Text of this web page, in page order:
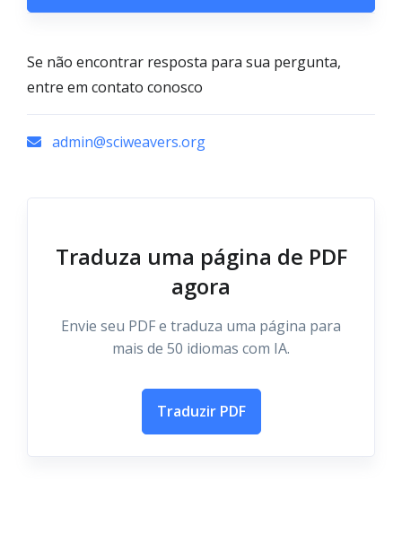
Se não encontrar resposta para sua pergunta,
entre em contato conosco
admin@sciweavers.org
Traduza uma página de PDF
agora
Envie seu PDF e traduza uma página para
mais de 50 idiomas com IA.
Traduzir PDF